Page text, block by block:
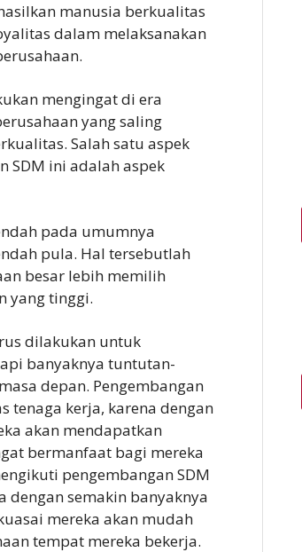
manusia berkualitas
dalam melaksanakan
mengingat di era
yang saling
Salah satu aspek
SDM ini adalah aspek
pada umumnya
pula. Hal tersebutlah
besar lebih memilih
yang tinggi.
dilakukan untuk
banyaknya tuntutan-
depan. Pengembangan
tenaga kerja, karena dengan
akan mendapatkan
bermanfaat bagi mereka
pengembangan SDM
semakin banyaknya
mereka akan mudah
tempat mereka bekerja.